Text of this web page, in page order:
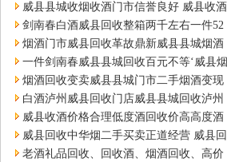
酒门市实体店回收
威县县城收烟收酒门市信誉良好 威县收酒
收烟酒价格实在
剑南春白酒威县回收整箱两千左右一件52
度剑南春酒往回收价
烟酒门市威县回收革故鼎新威县县城烟酒
回收店独树一帜
一件剑南春威县县城回收百元不等‘威县烟
酒门市烟酒店回收’
烟酒回收变卖威县县城门市二手烟酒变现
收购国窖低度酒六百一瓶
白酒泸州威县回收门店威县县城回收泸州
老酒窖特曲酒低度高度
威县收酒价格合理低度酒回收价高高度酒
回收价位坚挺！
威县回收中华烟二手买卖正道经营 威县回
收中华烟交易共存共赢
老酒礼品回收、回收酒、烟酒回收、高价